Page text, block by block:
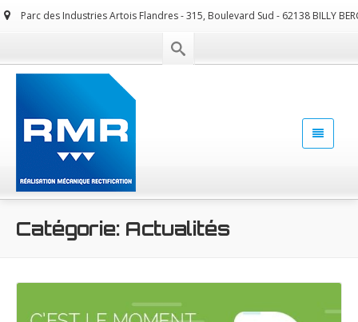
Parc des Industries Artois Flandres - 315, Boulevard Sud - 62138 BILLY
Catégorie: Actualités
Lire la suite